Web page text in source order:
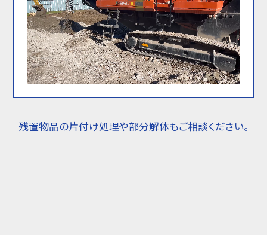
残置物品の片付け処理や部分解体もご相談ください。